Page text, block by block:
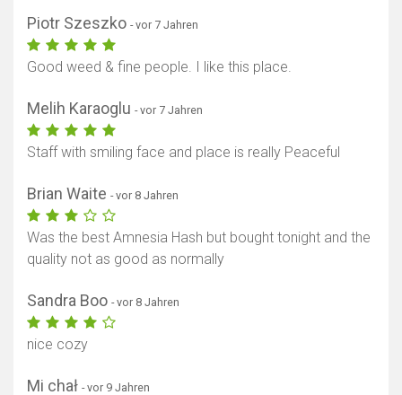
Piotr Szeszko - vor 7 Jahren
Good weed & fine people. I like this place.
Melih Karaoglu - vor 7 Jahren
Staff with smiling face and place is really Peaceful
Brian Waite - vor 8 Jahren
Was the best Amnesia Hash but bought tonight and the
quality not as good as normally
Sandra Boo - vor 8 Jahren
nice cozy
Mi chał - vor 9 Jahren